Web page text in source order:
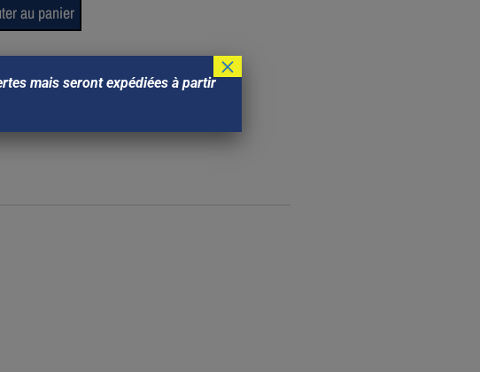
au panier
mais seront expédiées à partir
×